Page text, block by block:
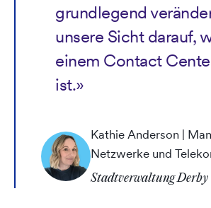
grundlegend
unsere Sicht darauf,
einem Contact
ist.»
Kathie Anderson |
Netzwerke und
Stadtverwaltung Derby